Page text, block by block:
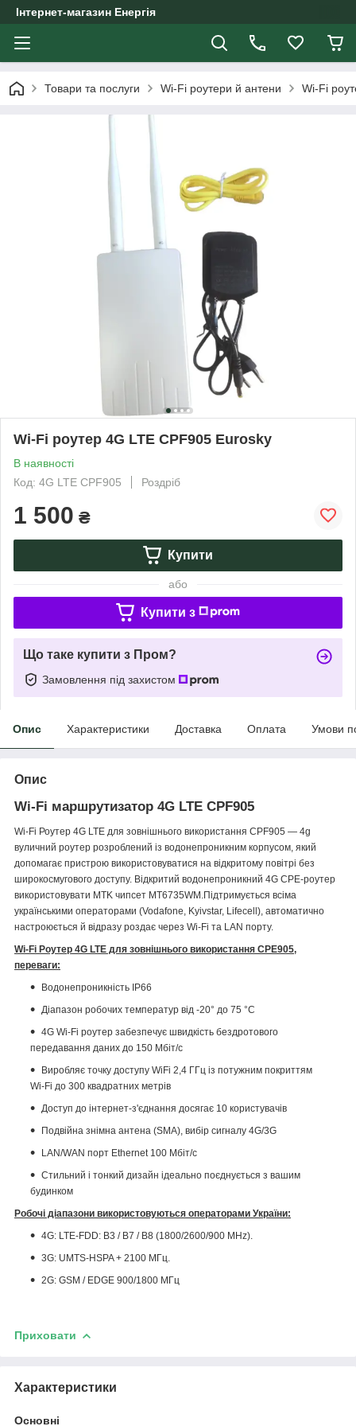
Інтернет-магазин Енергія
Товари та послуги Wi-Fi роутери й антени Wi-Fi
Wi-Fi роутер 4G LTE CPF905 Eurosky
В наявності
Код: 4G LTE CPF905
Роздріб
1 500 ₴
Купити
або
Купити з
Що таке купити з Пром?
Замовлення під захистом
Опис Характеристики Доставка Оплата Умови
Опис
Wi-Fi маршрутизатор 4G LTE CPF905
Wi-Fi Роутер 4G LTE для зовнішнього використання CPF905 — 4g
вуличний роутер розроблений із водонепроникним корпусом, який
допомагає пристрою використовуватися на відкритому повітрі без
широкосмугового доступу. Відкритий водонепроникний 4G CPE-роутер
використовувати MTK чипсет MT6735WM.Підтримується всіма
українськими операторами (Vodafone, Kyivstar, Lifecell), автоматично
настроюється й відразу роздає через Wi-Fi та LAN порту.
Wi-Fi Роутер 4G LTE для зовнішнього використання CPE905,
переваги:
Водонепроникність IP66
Діапазон робочих температур від -20° до 75 °C
4G Wi-Fi роутер забезпечує швидкість бездротового
передавання даних до 150 Мбіт/с
Виробляє точку доступу WiFi 2,4 ГГц із потужним покриттям
Wi-Fi до 300 квадратних метрів
Доступ до інтернет-з'єднання досягає 10 користувачів
Подвійна знімна антена (SMA), вибір сигналу 4G/3G
LAN/WAN порт Ethernet 100 Мбіт/с
Стильний і тонкий дизайн ідеально поєднується з вашим
будинком
Робочі діапазони використовуються операторами України:
4G: LTE-FDD: B3 / B7 / B8 (1800/2600/900 MHz).
3G: UMTS-HSPA + 2100 МГц.
2G: GSM / EDGE 900/1800 МГц
Приховати
Характеристики
Основні